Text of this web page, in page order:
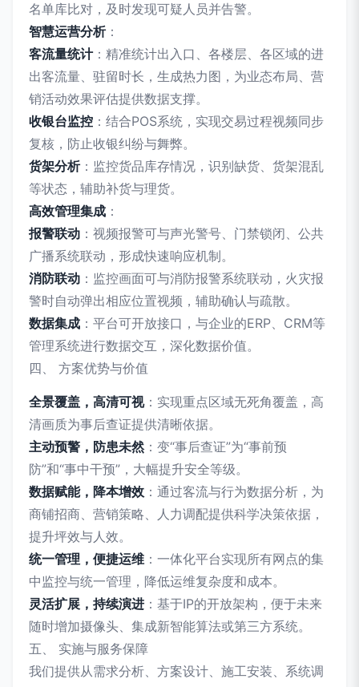
名单库比对，及时发现可疑人员并告警。
智慧运营分析：
客流量统计：精准统计出入口、各楼层、各区域的进
出客流量、驻留时长，生成热力图，为业态布局、营
销活动效果评估提供数据支撑。
收银台监控 ：结合POS系统，实现交易过程视频同步
复核，防止收银纠纷与舞弊。
货架分析：监控货品库存情况，识别缺货、货架混乱
等状态，辅助补货与理货。
高效管理集成 ：
报警联动 ：视频报警可与声光警号、门禁锁闭、公共
广播系统联动，形成快速响应机制。
消防联动 ：监控画面可与消防报警系统联动，火灾报
警时自动弹出相应位置视频，辅助确认与疏散。
数据集成 ：平台可开放接口，与企业的ERP、CRM等
管理系统进行数据交互，深化数据价值。
四、 方案优势与价值
全景覆盖，高清可视：实现重点区域无死角覆盖，高
清画质为事后查证提供清晰依据。
主动预警，防患未然：变“事后查证”为“事前预
防”和“事中干预”，大幅提升安全等级。
数据赋能，降本增效 ：通过客流与行为数据分析，为
商铺招商、营销策略、人力调配提供科学决策依据，
提升坪效与人效。
统一管理，便捷运维 ：一体化平台实现所有网点的集
中监控与统一管理，降低运维复杂度和成本。
灵活扩展，持续演进 ：基于IP的开放架构，便于未来
随时增加摄像头、集成新智能算法或第三方系统。
五、 实施与服务保障
我们提供从需求分析、方案设计、施工安装、系统调